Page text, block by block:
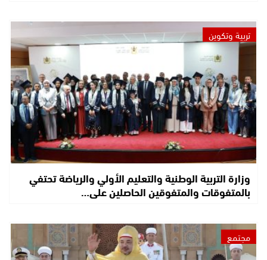
تربية وتكوين
وزارة التربية الوطنية والتعليم الأولي والرياضة تحتفي
بالمتفوقات والمتفوقين الحاصلين على…
مجتمع